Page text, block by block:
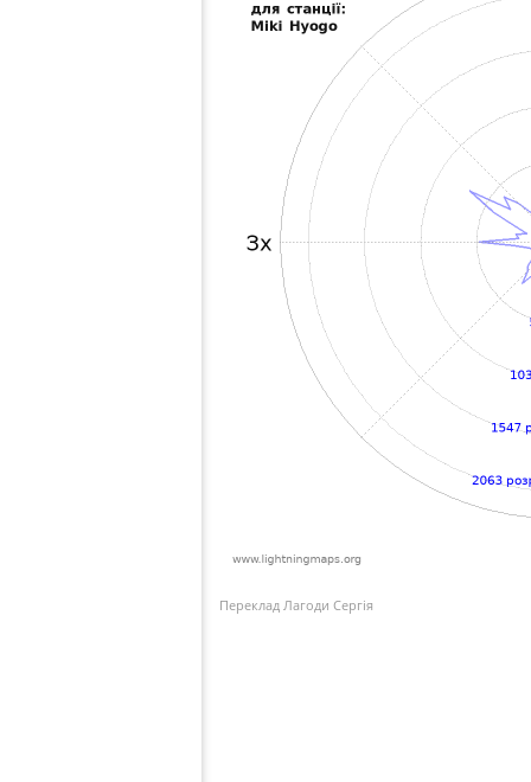
Переклад Лагоди Сергія